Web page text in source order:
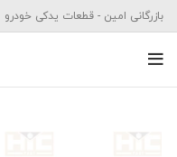
بازرگانی امین - قطعات یدکی خودرو